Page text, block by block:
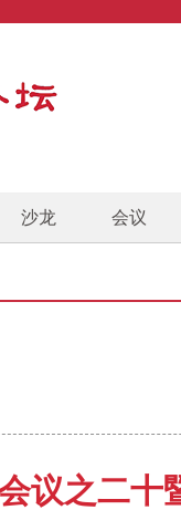
沙龙 会议
议之二十